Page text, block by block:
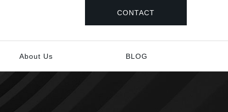
CONTACT
About Us BLOG